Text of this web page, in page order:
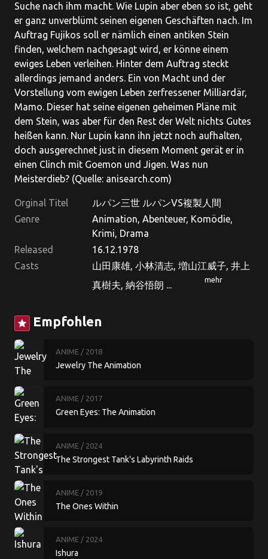
Suche nach ihm macht. Wie Lupin aber eben so ist, geht
er ganz unverblümt seinen eigenen Geschäften nach. Im
Auftrag Fujikos soll er nämlich einen antiken Stein
finden, welchem nachgesagt wird, er könne einem
ewiges Leben verleihen. Hinter dem Auftrag steckt
allerdings jemand anders. Ein von Macht und der
Vorstellung vom ewigen Leben zerfressener Milliardär,
Mamo. Dieser hat seine eigenen geheimen Pläne mit
dem Stein, was aber für den Rest der Welt nichts Gutes
heißen kann. Nur Lupin kann ihn jetzt noch aufhalten,
doch ausgerechnet just in diesem Moment gerät er in
einen Clinch mit Goemon und Jigen. Was nun
Meisterdieb? (Quelle: anisearch.com)
Orginal Titel
ルパン三世 ルパンVS複製人間
Genre
Animation, Abenteuer, Komödie,
Krimi, Drama
Released
16.12.1978
Casts
山田康雄, 小林清志, 増山江威子, 井上
真樹夫, 納谷悟朗 ...
mehr
star Empfohlen
ANIME / 2018
Jewelry The Animation
ANIME / 2017
Green Eyes: The Animation
ANIME / 2024
The Strongest Tank's Labyrinth Raids
ANIME / 2019
The Ones Within
ANIME / 2024
Ishura